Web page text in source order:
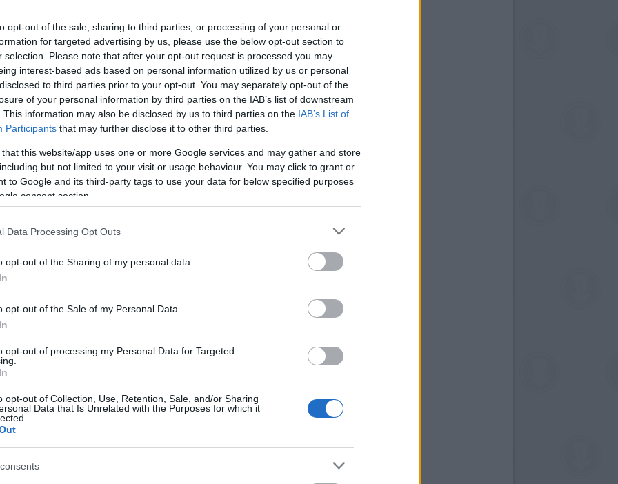
opt-out of the sale, sharing to third parties, or processing of your personal or
for targeted advertising by us, please use the below opt-out section to
selection. Please note that after your opt-out request is processed you may
interest-based ads based on personal information utilized by us or personal
to third parties prior to your opt-out. You may separately opt-out of the
of your personal information by third parties on the IAB’s list of downstream
This information may also be disclosed by us to third parties on the IAB’s List of
Participants that may further disclose it to other third parties.
that this website/app uses one or more Google services and may gather and store
but not limited to your visit or usage behaviour. You may click to grant or
to Google and its third-party tags to use your data for below specified purposes
consent section.
Data Processing Opt Outs
opt-out of the Sharing of my personal data.
opt-out of the Sale of my Personal Data.
opt-out of processing my Personal Data for Targeted
opt-out of Collection, Use, Retention, Sale, and/or Sharing
Data that Is Unrelated with the Purposes for which it
sugároz és boldogságot ad. A „Mozart-
az élet, és ha ezt akár csak egy órára is átélhetik az
számukra a világ.”
mellett Haydn, Mendelssohn, Bach,
és Kodály kamaraegyüttesekre komponált